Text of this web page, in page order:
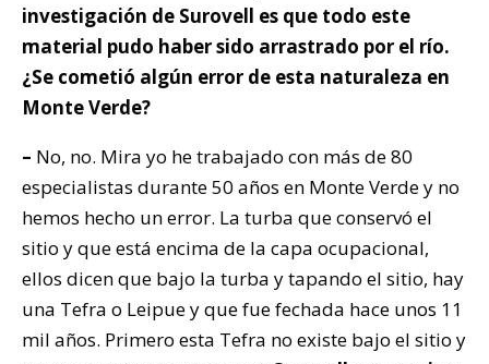
investigación de Surovell es que todo este
material pudo haber sido arrastrado por el río.
¿Se cometió algún error de esta naturaleza en
Monte Verde?
– No, no. Mira yo he trabajado con más de 80
especialistas durante 50 años en Monte Verde y no
hemos hecho un error. La turba que conservó el
sitio y que está encima de la capa ocupacional,
ellos dicen que bajo la turba y tapando el sitio, hay
una Tefra o Leipue y que fue fechada hace unos 11
mil años. Primero esta Tefra no existe bajo el sitio y